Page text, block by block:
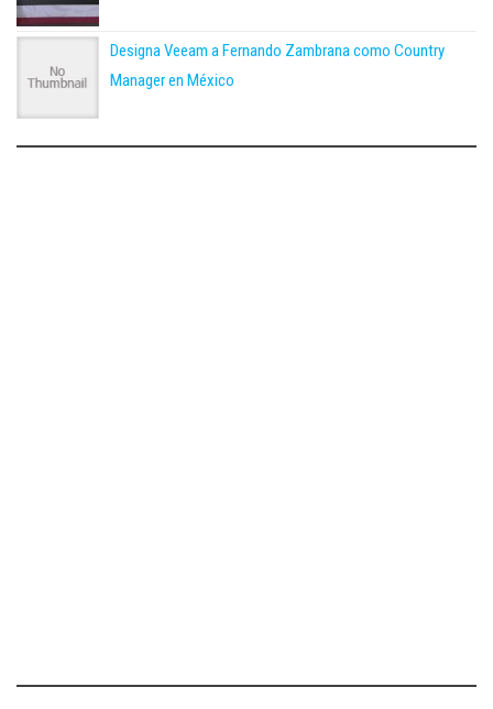
Designa Veeam a Fernando Zambrana como Country
Manager en México